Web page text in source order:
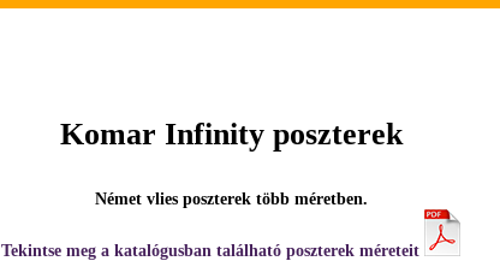
Komar Infinity poszterek
Német vlies poszterek több méretben.
Tekintse meg a katalógusban található poszterek méreteit